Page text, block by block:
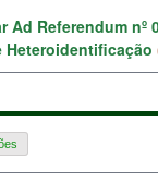
Ad Referendum nº
Heteroidentificação